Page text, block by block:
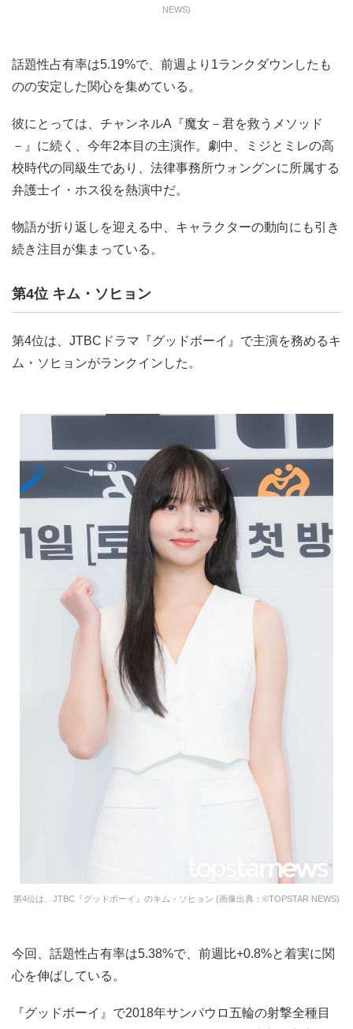
NEWS)
話題性占有率は5.19%で、前週より1ランクダウンしたも
のの安定した関心を集めている。
彼にとっては、チャンネルA『魔女－君を救うメソッド
－』に続く、今年2本目の主演作。劇中、ミジとミレの高
校時代の同級生であり、法律事務所ウォングンに所属する
弁護士イ・ホス役を熱演中だ。
物語が折り返しを迎える中、キャラクターの動向にも引き
続き注目が集まっている。
第4位 キム・ソヒョン
第4位は、JTBCドラマ『グッドボーイ』で主演を務めるキ
ム・ソヒョンがランクインした。
第4位は、JTBC『グッドボーイ』のキム・ソヒョン (画像出典：©TOPSTAR NEWS)
今回、話題性占有率は5.38%で、前週比+0.8%と着実に関
心を伸ばしている。
『グッドボーイ』で2018年サンパウロ五輪の射撃全種目